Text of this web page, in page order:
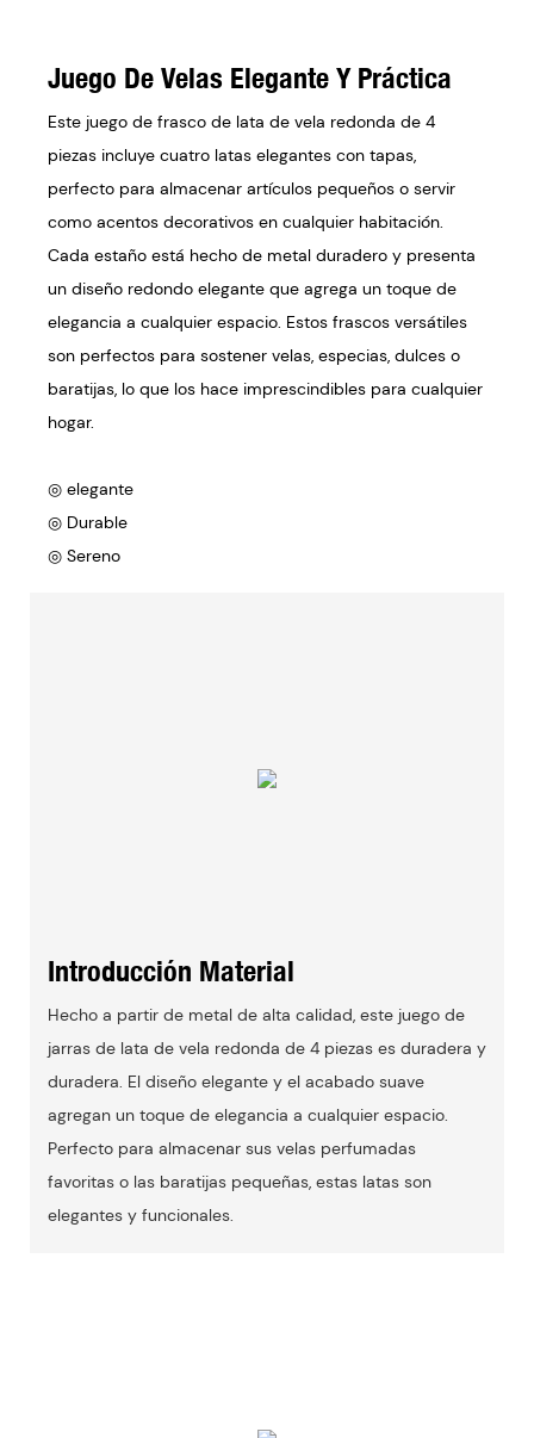
Juego De Velas Elegante Y Práctica
Este juego de frasco de lata de vela redonda de 4
piezas incluye cuatro latas elegantes con tapas,
perfecto para almacenar artículos pequeños o servir
como acentos decorativos en cualquier habitación.
Cada estaño está hecho de metal duradero y presenta
un diseño redondo elegante que agrega un toque de
elegancia a cualquier espacio. Estos frascos versátiles
son perfectos para sostener velas, especias, dulces o
baratijas, lo que los hace imprescindibles para cualquier
hogar.
◎ elegante
◎ Durable
◎ Sereno
Introducción Material
Hecho a partir de metal de alta calidad, este juego de
jarras de lata de vela redonda de 4 piezas es duradera y
duradera. El diseño elegante y el acabado suave
agregan un toque de elegancia a cualquier espacio.
Perfecto para almacenar sus velas perfumadas
favoritas o las baratijas pequeñas, estas latas son
elegantes y funcionales.